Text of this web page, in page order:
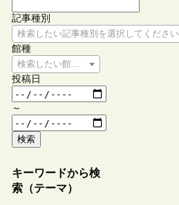
記事種別
検索したい記事種別を選択してください
館種
検索したい館種を選択してください
投稿日
～
検索
キーワードから検
索（テーマ）